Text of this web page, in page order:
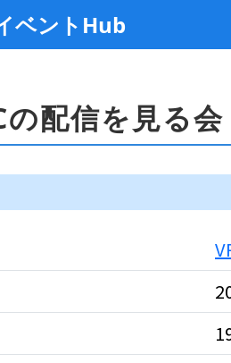
ベントHub
の配信を見る会